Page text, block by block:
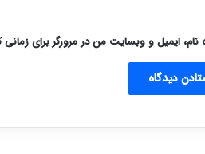
نام، ایمیل و وبسایت من در مرورگر برای